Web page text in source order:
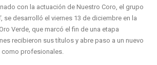
con la actuación de Nuestro Coro, el grupo
se desarrolló el viernes 13 de diciembre en la
Verde, que marcó el fin de una etapa
recibieron sus títulos y abre paso a un nuevo
como profesionales.